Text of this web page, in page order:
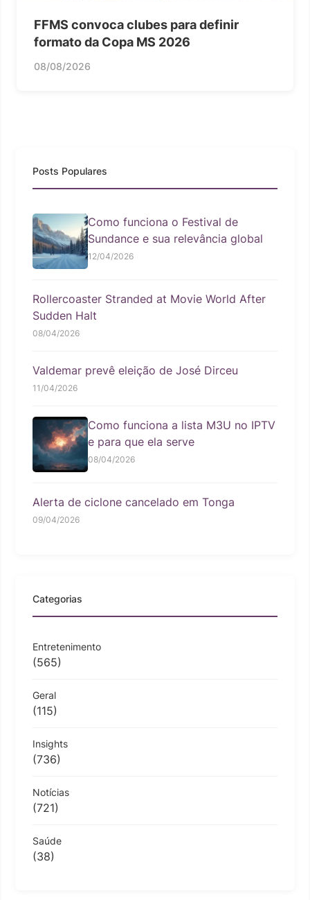
FFMS convoca clubes para definir
formato da Copa MS 2026
08/08/2026
Posts Populares
Como funciona o Festival de
Sundance e sua relevância global
12/04/2026
Rollercoaster Stranded at Movie World After
Sudden Halt
08/04/2026
Valdemar prevê eleição de José Dirceu
11/04/2026
Como funciona a lista M3U no IPTV
e para que ela serve
08/04/2026
Alerta de ciclone cancelado em Tonga
09/04/2026
Categorias
Entretenimento
(565)
Geral
(115)
Insights
(736)
Notícias
(721)
Saúde
(38)